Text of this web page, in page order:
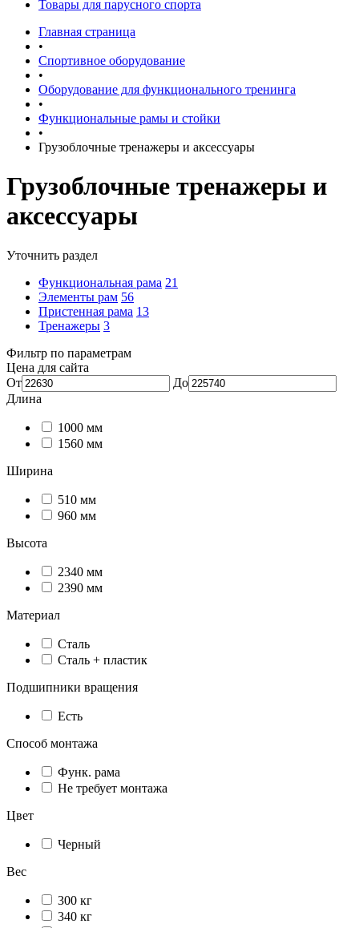
Товары для парусного спорта
Главная страница
•
Спортивное оборудование
•
Оборудование для функционального тренинга
•
Функциональные рамы и стойки
•
Грузоблочные тренажеры и аксессуары
Грузоблочные тренажеры и
аксессуары
Уточнить раздел
Функциональная рама 21
Элементы рам 56
Пристенная рама 13
Тренажеры 3
Фильтр по параметрам
Цена для сайта
От
До
Длина
1000 мм
1560 мм
Ширина
510 мм
960 мм
Высота
2340 мм
2390 мм
Материал
Сталь
Сталь + пластик
Подшипники вращения
Есть
Способ монтажа
Функ. рама
Не требует монтажа
Цвет
Черный
Вес
300 кг
340 кг